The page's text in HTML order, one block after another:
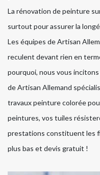
La rénovation de peinture
surtout pour assurer la
Les équipes de Artisan
reculent devant rien en
pourquoi, nous vous
de Artisan Allemand
travaux peinture colorée
peintures, vos tuiles
prestations constituent les
plus bas et devis gratuit !